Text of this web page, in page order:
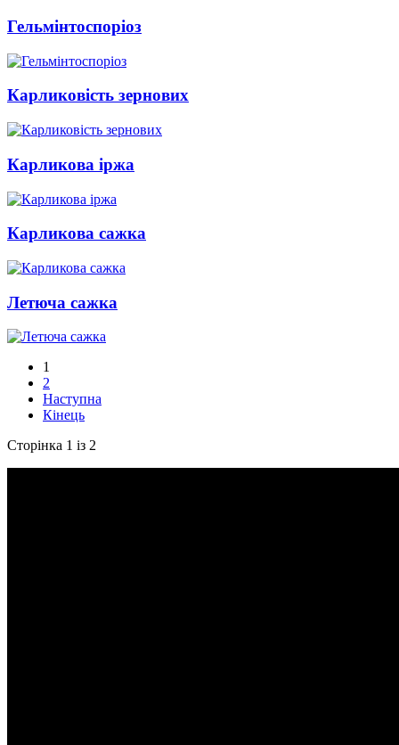
Гельмінтоспоріоз
Карликовість зернових
Карликова іржа
Карликова сажка
Летюча сажка
1
2
Наступна
Кінець
Сторінка 1 із 2